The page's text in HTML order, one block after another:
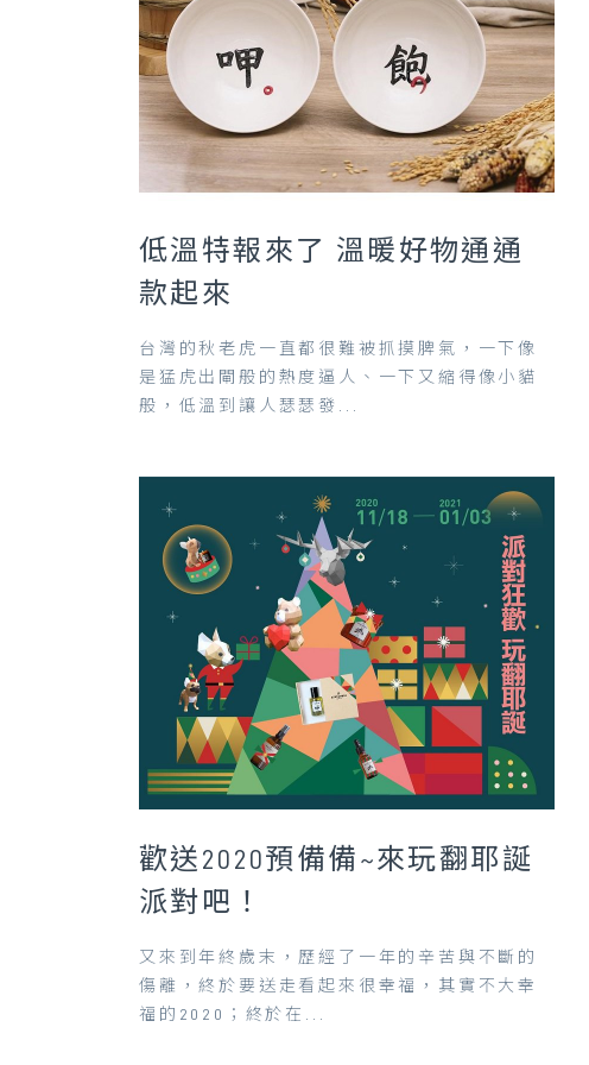
低溫特報來了 溫暖好物通通
款起來
台灣的秋老虎一直都很難被抓摸脾氣，一下像
是猛虎出閘般的熱度逼人、一下又縮得像小貓
般，低溫到讓人瑟瑟發...
歡送2020預備備~來玩翻耶誕
派對吧！
又來到年終歲末，歷經了一年的辛苦與不斷的
傷離，終於要送走看起來很幸福，其實不大幸
福的2020；終於在...